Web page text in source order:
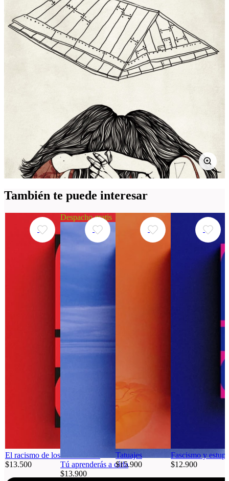
También te puede interesar
El racismo de los antirracistas
$13.500
Despacho gratis
Tú aprenderás a oírla
$13.900
Tatuajes
$15.900
Fascismo y
$12.900